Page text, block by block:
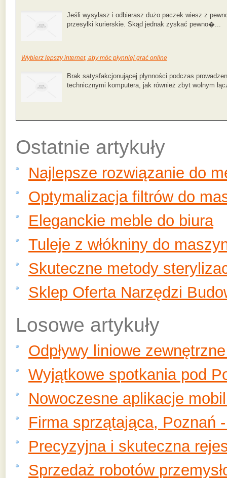
Jeśli wysyłasz i odbierasz dużo paczek wiesz z
przesyłki kurierskie. Skąd jednak zyskać pewno�...
Wybierz lepszy internet, aby móc płynniej grać online
Brak satysfakcjonującej płynności podczas
technicznymi komputera, jak również zbyt wolnym
Ostatnie artykuły
Najlepsze rozwiązanie do
Optymalizacja filtrów do
Eleganckie meble do biura
Tuleje z włókniny do
Skuteczne metody
Sklep Oferta Narzędzi
Losowe artykuły
Odpływy liniowe
Wyjątkowe spotkania pod
Nowoczesne aplikacje
Firma sprzątająca, Poznań
Precyzyjna i skuteczna
Sprzedaż robotów